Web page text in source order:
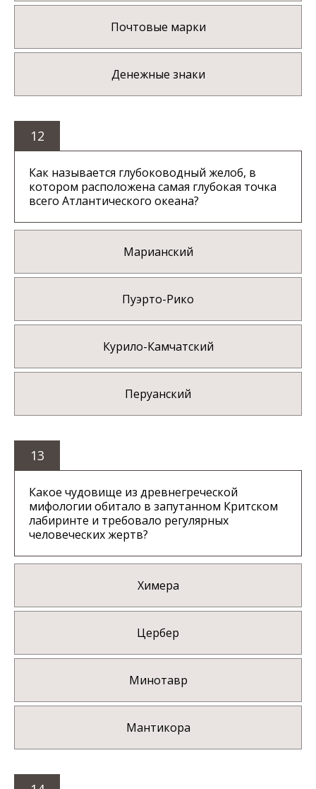
Почтовые марки
Денежные знаки
12
Как называется глубоководный желоб, в
котором расположена самая глубокая точка
всего Атлантического океана?
Марианский
Пуэрто-Рико
Курило-Камчатский
Перуанский
13
Какое чудовище из древнегреческой
мифологии обитало в запутанном Критском
лабиринте и требовало регулярных
человеческих жертв?
Химера
Цербер
Минотавр
Мантикора